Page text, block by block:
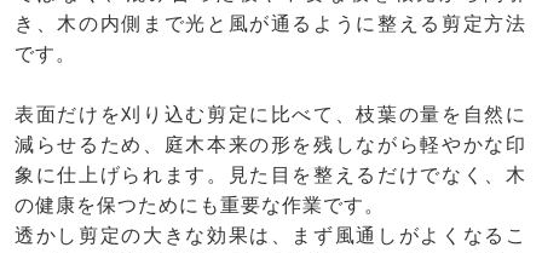
き、木の内側まで光と風が通るように整える剪定方法
です。
表面だけを刈り込む剪定に比べて、枝葉の量を自然に
減らせるため、庭木本来の形を残しながら軽やかな印
象に仕上げられます。見た目を整えるだけでなく、木
の健康を保つためにも重要な作業です。
透かし剪定の大きな効果は、まず風通しがよくなるこ